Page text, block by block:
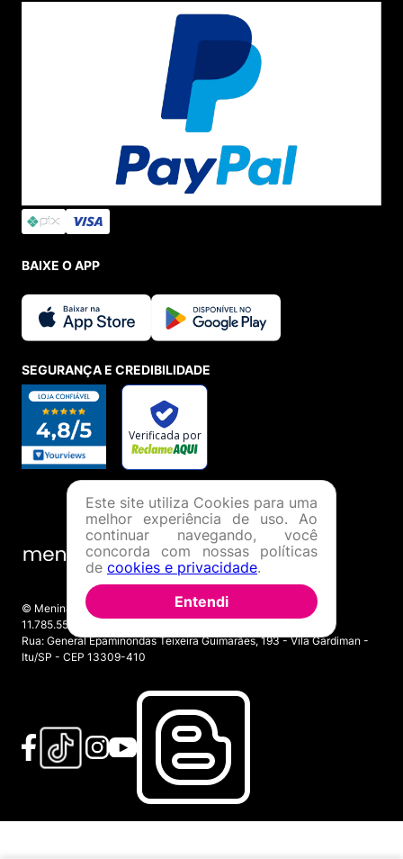
BAIXE O APP
SEGURANÇA E CREDIBILIDADE
© Menina Shoes Comércio de Modas Eireli - EPP CNPJ:
11.785.555/0001-02 | IE: 387.208.543.115
Rua: General Epaminondas Teixeira Guimarães, 193 - Vila Gardiman -
Itu/SP - CEP 13309-410
Este site utiliza Cookies para uma
melhor experiência de uso. Ao
continuar navegando, você
concorda com nossas políticas
de cookies e privacidade.
Entendi